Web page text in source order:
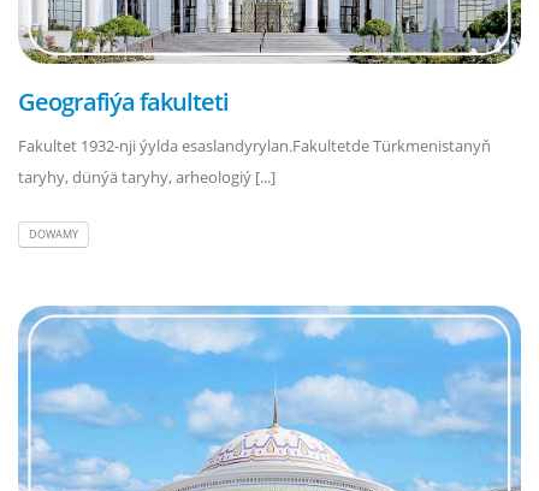
Geografiýa fakulteti
Fakultet 1932-nji ýylda esaslandyrylan.Fakultetde Türkmenistanyň
taryhy, dünýä taryhy, arheologiý [...]
DOWAMY